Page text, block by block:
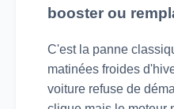
booster ou
C'est la panne
matinées froides
voiture refuse de